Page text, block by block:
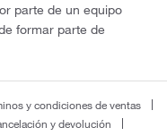
parte de un equipo
formar parte de
y condiciones de ventas
y devolución